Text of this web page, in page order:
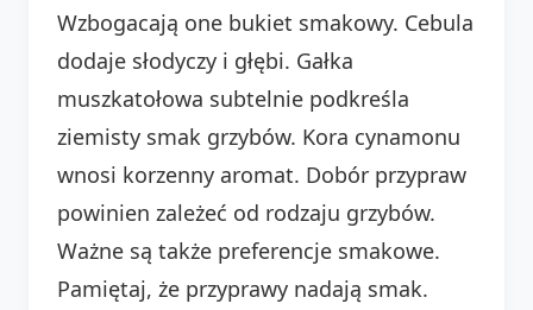
Wzbogacają one bukiet smakowy. Cebula
dodaje słodyczy i głębi. Gałka
muszkatołowa subtelnie podkreśla
ziemisty smak grzybów. Kora cynamonu
wnosi korzenny aromat. Dobór przypraw
powinien zależeć od rodzaju grzybów.
Ważne są także preferencje smakowe.
Pamiętaj, że przyprawy nadają smak.